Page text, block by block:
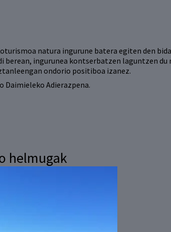
natura ingurune batera egiten den
berean, ingurunea kontserbatzen laguntzen
ondorio positiboa izanez.
Daimieleko Adierazpena.
helmugak